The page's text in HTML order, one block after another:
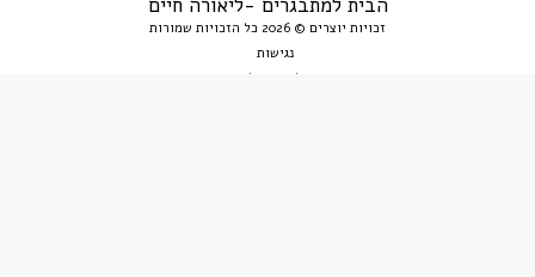
זכויות יוצרים © 2026 כל הזכויות שמורות
נגישות
עוצב על ידי
הבלוגריסטית